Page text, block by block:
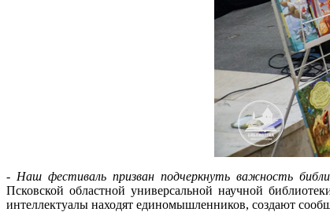
- Наш фестиваль призван подчеркнуть важность
Псковской областной универсальной научной
интеллектуалы находят единомышленников, создают